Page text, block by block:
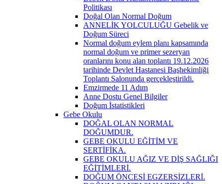
Politikası
Doğal Olan Normal Doğum
ANNELİK YOLCULUĞU Gebelik ve
Doğum Süreci
Normal doğum eylem planı kapsamında
normal doğum ve primer sezeryan
oranlarını konu alan toplantı 19.12.2026
tarihinde Devlet Hastanesi Başhekimliği
Toplantı Salonunda gerçekleştirildi.
Emzirmede 11 Adım
Anne Dostu Genel Bilgiler
Doğum İstatistikleri
Gebe Okulu
DOĞAL OLAN NORMAL
DOĞUMDUR.
GEBE OKULU EĞİTİM VE
SERTİFİKA.
GEBE OKULU AĞIZ VE DİŞ SAĞLIĞI
EĞİTİMLERİ.
DOĞUM ÖNCESİ EGZERSİZLERİ.